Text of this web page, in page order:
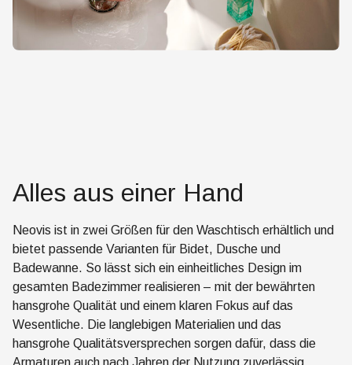
Alles aus einer Hand
Neovis ist in zwei Größen für den Waschtisch erhältlich und
bietet passende Varianten für Bidet, Dusche und
Badewanne. So lässt sich ein einheitliches Design im
gesamten Badezimmer realisieren – mit der bewährten
hansgrohe Qualität und einem klaren Fokus auf das
Wesentliche. Die langlebigen Materialien und das
hansgrohe Qualitätsversprechen sorgen dafür, dass die